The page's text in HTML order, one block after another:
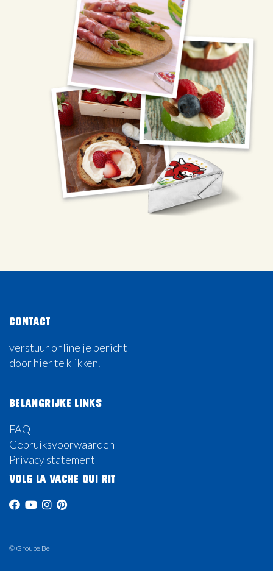
Contact
verstuur online je bericht
door hier te klikken.
Belangrijke links
FAQ
Gebruiksvoorwaarden
Privacy statement
Volg La Vache Qui Rit
© Groupe Bel